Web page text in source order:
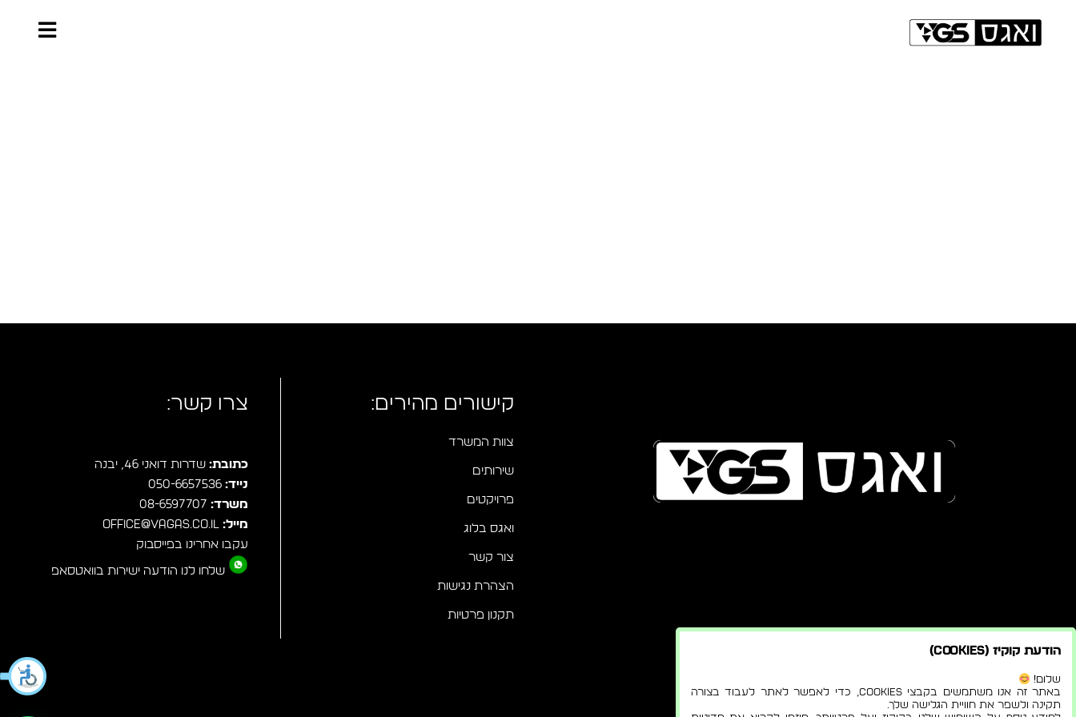
קישורים מהירים:
צוות המשרד
שירותים
פרויקטים
ואגס בלוג
צור קשר
הצהרת נגישות
תקנון פרטיות
צרו קשר:
כתובת: שדרות דואני 46, יבנה
נייד: 050-6657536
משרד: 08-6597707
מייל: office@vagas.co.il
עקבו אחרינו בפייסבוק
שלחו לנו הודעה ישירות בוואטסאפ
הודעת קוקיז (Cookies)
שלום!
באתר זה אנו משתמשים בקבצי Cookies, כדי לאפשר לאתר לעבוד בצורה
תקינה ולשפר את חוויית הגלישה שלך.